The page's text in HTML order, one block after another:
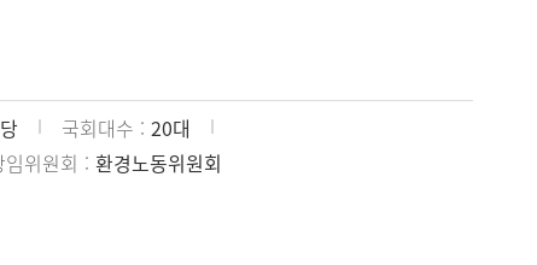
국회대수
20대
임위원회
환경노동위원회